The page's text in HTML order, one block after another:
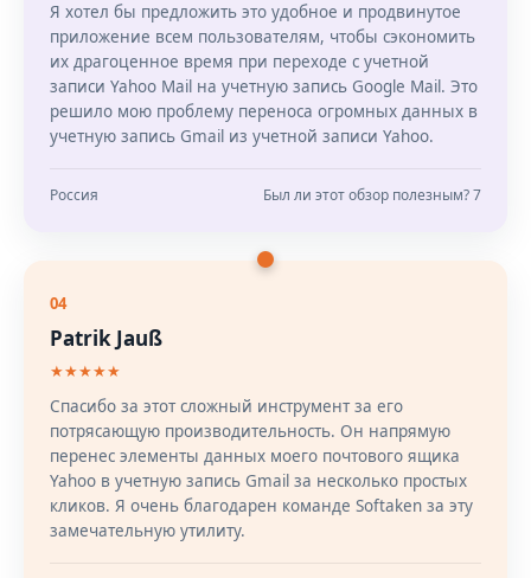
Я хотел бы предложить это удобное и продвинутое
приложение всем пользователям, чтобы сэкономить
их драгоценное время при переходе с учетной
записи Yahoo Mail на учетную запись Google Mail. Это
решило мою проблему переноса огромных данных в
учетную запись Gmail из учетной записи Yahoo.
Россия Был ли этот обзор полезным? 7
04
Patrik Jauß
★★★★★
Спасибо за этот сложный инструмент за его
потрясающую производительность. Он напрямую
перенес элементы данных моего почтового ящика
Yahoo в учетную запись Gmail за несколько простых
кликов. Я очень благодарен команде Softaken за эту
замечательную утилиту.